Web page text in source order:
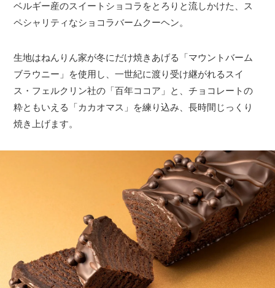
ベルギー産のスイートショコラをとろりと流しかけた、ス
ペシャリティなショコラバームクーヘン。
生地はねんりん家が冬にだけ焼きあげる「マウントバーム
ブラウニー」を使用し、一世紀に渡り受け継がれるスイ
ス・フェルクリン社の「百年ココア」と、チョコレートの
粋ともいえる「カカオマス」を練り込み、長時間じっくり
焼き上げます。